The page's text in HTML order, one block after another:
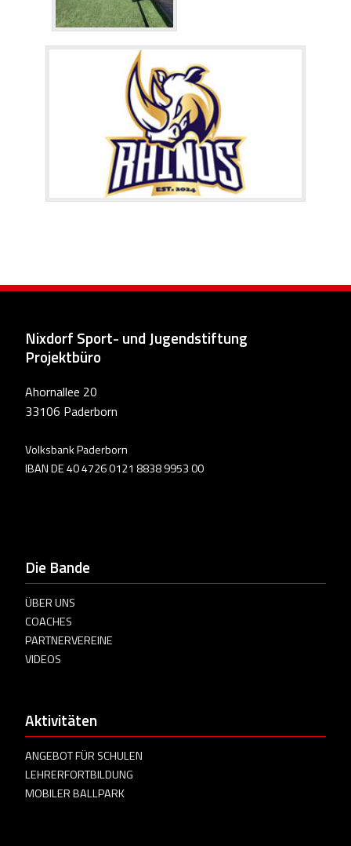
Nixdorf Sport- und Jugendstiftung
Projektbüro
Ahornallee 20
33106 Paderborn
Volksbank Paderborn
IBAN DE 40 4726 0121 8838 9953 00
Die Bande
ÜBER UNS
COACHES
PARTNERVEREINE
VIDEOS
Aktivitäten
ANGEBOT FÜR SCHULEN
LEHRERFORTBILDUNG
MOBILER BALLPARK